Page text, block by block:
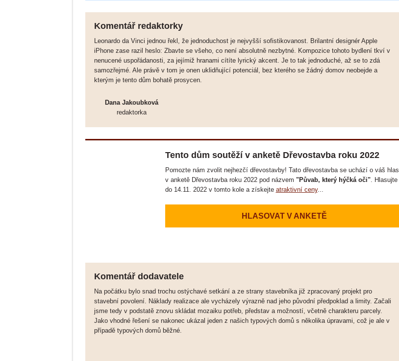
Komentář redaktorky
Leonardo da Vinci jednou řekl, že jednoduchost je nejvyšší sofistikovanost. Brilantní designér Apple
iPhone zase razil heslo: Zbavte se všeho, co není absolutně nezbytné. Kompozice tohoto bydlení tkví v
nenucené uspořádanosti, za jejímiž hranami cítíte lyrický akcent. Je to tak jednoduché, až se to zdá
samozřejmé. Ale právě v tom je onen uklidňující potenciál, bez kterého se žádný domov neobejde a
kterým je tento dům bohatě prosycen.
Dana Jakoubková
redaktorka
Tento dům soutěží v anketě Dřevostavba roku 2022
Pomozte nám zvolit nejhezčí dřevostavby! Tato dřevostavba se uchází o váš hlas
v anketě Dřevostavba roku 2022 pod názvem "Půvab, který hýčká oči". Hlasujte
do 14.11. 2022 v tomto kole a získejte atraktivní ceny...
HLASOVAT V ANKETĚ
Komentář dodavatele
Na počátku bylo snad trochu ostýchavé setkání a ze strany stavebníka již zpracovaný projekt pro
stavební povolení. Náklady realizace ale vycházely výrazně nad jeho původní předpoklad a limity. Začali
jsme tedy v podstatě znovu skládat mozaiku potřeb, představ a možností, včetně charakteru parcely.
Jako vhodné řešení se nakonec ukázal jeden z našich typových domů s několika úpravami, což je ale v
případě typových domů běžné.